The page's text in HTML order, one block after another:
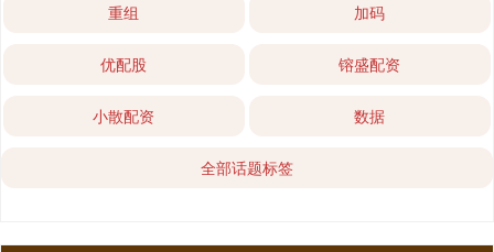
重组 加码
优配股 镕盛配资
小散配资 数据
全部话题标签